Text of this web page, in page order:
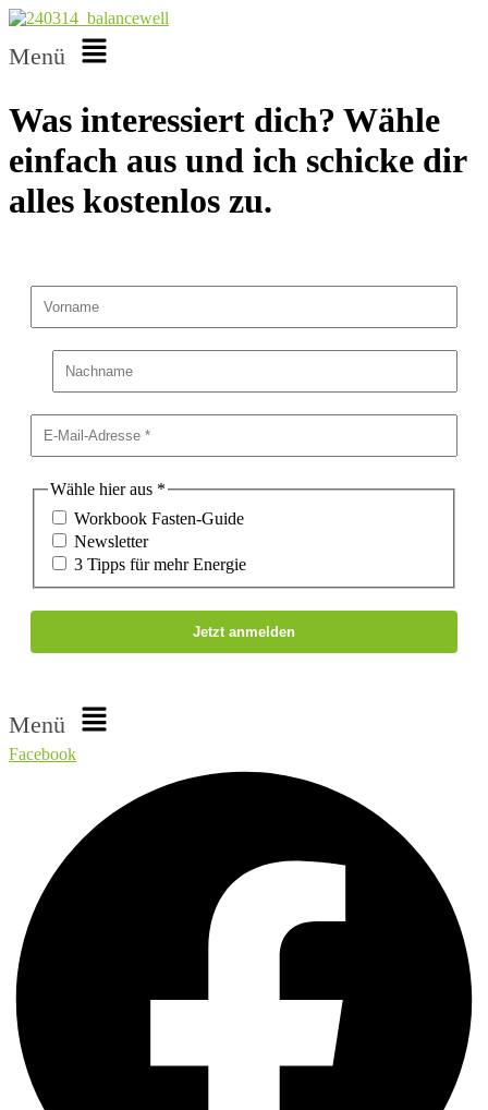
Menü
Was interessiert dich? Wähle
einfach aus und ich schicke dir
alles kostenlos zu.
Wähle hier aus *
Workbook Fasten-Guide
Newsletter
3 Tipps für mehr Energie
Menü
Facebook